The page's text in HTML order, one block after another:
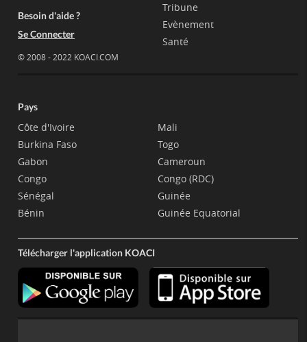
Besoin d'aide ?
Se Connecter
© 2008 - 2022 KOACI.COM
Tribune
Evènement
Santé
Pays
Côte d'Ivoire
Burkina Faso
Gabon
Congo
Sénégal
Bénin
Mali
Togo
Cameroun
Congo (RDC)
Guinée
Guinée Equatorial
Télécharger l'application KOACI